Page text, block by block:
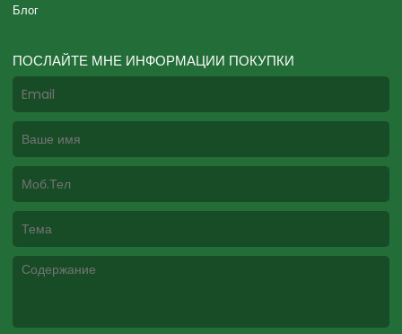
Блог
ПОСЛАЙТЕ МНЕ ИНФОРМАЦИИ ПОКУПКИ